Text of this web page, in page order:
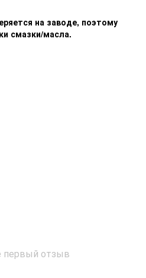
на заводе, поэтому
смазки/масла.
первый отзыв